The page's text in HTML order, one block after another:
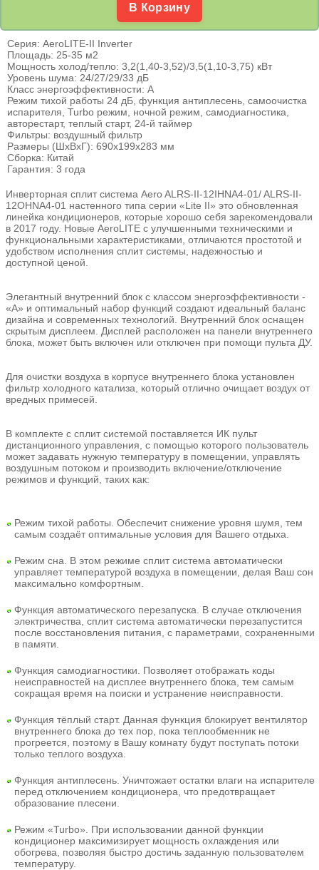
В Корзину
Серия: AeroLITE-II Inverter
Площадь: 25-35 м2
Мощность холод/тепло: 3,2(1,40-3,52)/3,5(1,10-3,75) кВт
Уровень шума: 24/27/29/33 дБ
Класс энергоэффективности: А
Режим тихой работы 24 дБ, функция антиплесень, самоочистка
испарителя, Turbo режим, ночной режим, самодиагностика,
авторестарт, теплый старт, 24-й таймер
Фильтры: воздушный фильтр
Размеры (ШхВхГ): 690x199x283 мм
Сборка: Китай
Гарантия: 3 года
Инверторная сплит система Aero ALRS-II-12IHNA4-01/ ALRS-II-
12OHNA4-01 настенного типа серии «Lite II» это обновленная
линейка кондиционеров, которые хорошо себя зарекомендовали
в 2017 году. Новые AeroLITE с улучшенными техническими и
функциональными характеристиками, отличаются простотой и
удобством исполнения сплит системы, надежностью и
доступной ценой.
Элегантный внутренний блок с классом энергоэффективности -
«A» и оптимальный набор функций создают идеальный баланс
дизайна и современных технологий. Внутренний блок оснащен
скрытым дисплеем. Дисплей расположен на панели внутреннего
блока, может быть включен или отключен при помощи пульта ДУ.
Для очистки воздуха в корпусе внутреннего блока установлен
фильтр холодного катализа, который отлично очищает воздух от
вредных примесей.
В комплекте с сплит системой поставляется ИК пульт
дистанционного управления, с помощью которого пользователь
может задавать нужную температуру в помещении, управлять
воздушным потоком и производить включение/отключение
режимов и функций, таких как:
Режим тихой работы. Обеспечит снижение уровня шумя, тем
самым создаёт оптимальные условия для Вашего отдыха.
Режим сна. В этом режиме сплит система автоматически
управляет температурой воздуха в помещении, делая Ваш сон
максимально комфортным.
Функция автоматического перезапуска. В случае отключения
электричества, сплит система автоматически перезапустится
после восстановления питания, с параметрами, сохраненными
в памяти.
Функция самодиагностики. Позволяет отображать коды
неисправностей на дисплее внутреннего блока, тем самым
сокращая время на поиски и устранение неисправности.
Функция тёплый старт. Данная функция блокирует вентилятор
внутреннего блока до тех пор, пока теплообменник не
прогреется, поэтому в Вашу комнату будут поступать потоки
только теплого воздуха.
Функция антиплесень. Уничтожает остатки влаги на испарителе
перед отключением кондиционера, что предотвращает
образование плесени.
Режим «Turbo». При использовании данной функции
кондиционер максимизирует мощность охлаждения или
обогрева, позволяя быстро достичь заданную пользователем
температуру.